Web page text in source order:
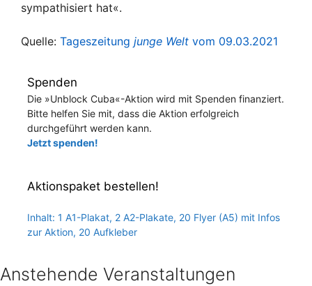
sympathisiert hat«.
Quelle: Tageszeitung junge Welt vom 09.03.2021
Spenden
Die »Unblock Cuba«-Aktion wird mit Spenden finanziert.
Bitte helfen Sie mit, dass die Aktion erfolgreich
durchgeführt werden kann.
Jetzt spenden!
Aktionspaket bestellen!
Inhalt: 1 A1-Plakat, 2 A2-Plakate, 20 Flyer (A5) mit Infos
zur Aktion, 20 Aufkleber
Anstehende Veranstaltungen